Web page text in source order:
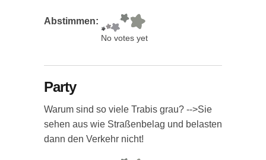
Abstimmen:
No votes yet
Party
Warum sind so viele Trabis grau? -->Sie
sehen aus wie Straßenbelag und belasten
dann den Verkehr nicht!